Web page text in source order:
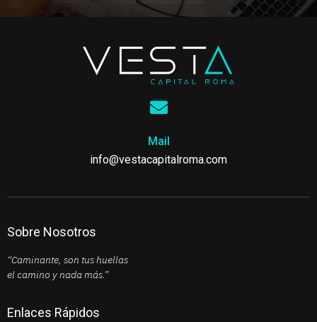
Mail
info@vestacapitalroma.com
Sobre Nosotros
“Caminante, son tus huellas
el camino y nada más.”
Enlaces Rápidos